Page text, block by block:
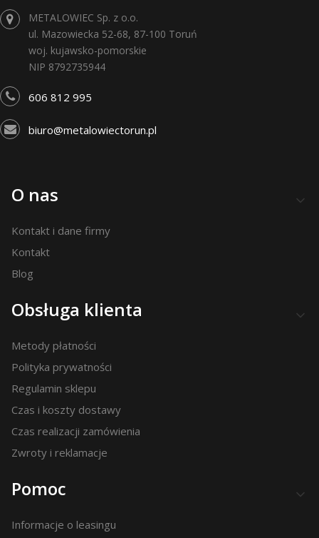
606 812 995
biuro@metalowiectorun.pl
METALOWIEC Sp. z o.o.
ul. Mazowiecka 52-68, 87-100 Toruń
woj. kujawsko-pomorskie
NIP 8792735944
Linki w stopce
O nas
Kontakt i dane firmy
Kontakt
Blog
Obsługa klienta
Metody płatności
Polityka prywatności
Regulamin sklepu
Czas i koszty dostawy
Czas realizacji zamówienia
Zwroty i reklamacje
Pomoc
Informacje o leasingu